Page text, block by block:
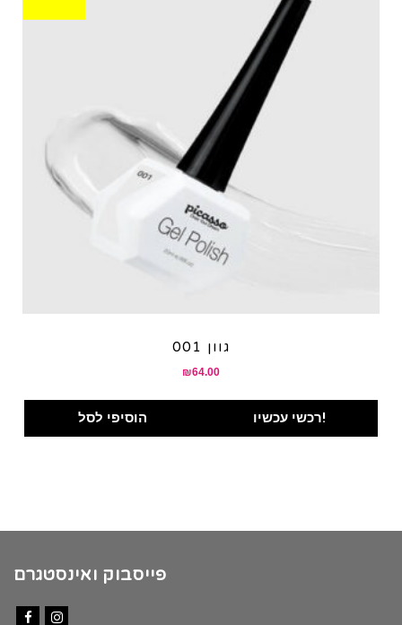
גוון 001
₪64.00
הוסיפי לסל רכשי עכשיו!
פייסבוק ואינסטגרם